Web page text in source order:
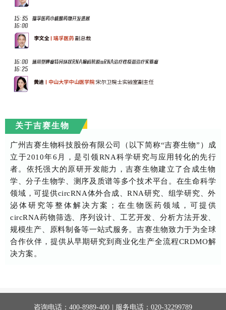
关于吉赛生物
广州吉赛生物科技股份有限公司（以下简称“吉赛生物”）成
立于2010年6月，是引领RNA科学研究与应用转化的先行
者。依托强大的原研开发能力，吉赛生物建立了合成生物
学、分子生物学、测序及质谱等多个技术平台。在生命科学
领域，可提供circRNA体外合成、RNA研究、组学研究、外
泌体研究等整体解决方案；在生物医药领域，可提供
circRNA药物筛选、序列设计、工艺开发、分析方法开发、
规模生产、原料制备等一站式服务。吉赛生物致力于为全球
合作伙伴，提供从早期研究到商业化生产全流程CRDMO解
决方案。
咨询电话：400-8989-400 | 服务电话： 020-32299789